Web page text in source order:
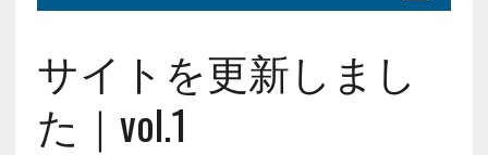
サイトを更新しまし
た｜vol.1